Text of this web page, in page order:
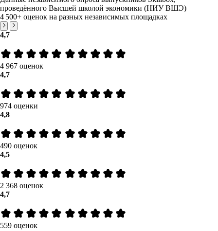
проведённого Высшей школой экономики (НИУ ВШЭ)
4 500+ оценок на разных независимых площадках
4,7
4 967 оценок
4,7
974 оценки
4,8
490 оценок
4,5
2 368 оценок
4,7
559 оценок